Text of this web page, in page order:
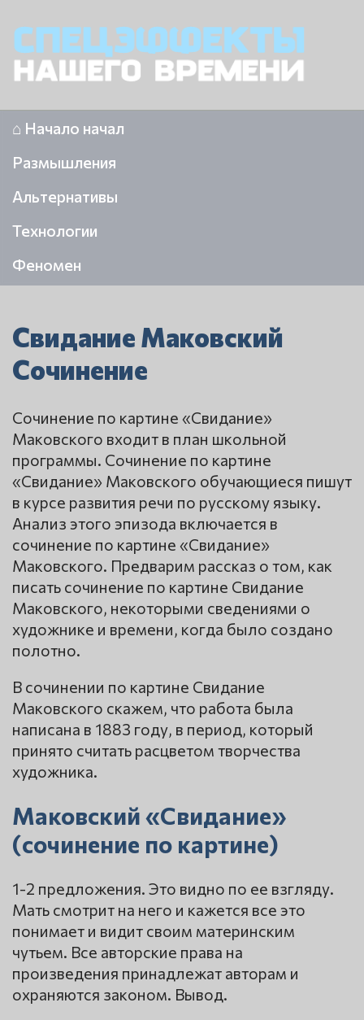
⌂ Начало начал
Размышления
Альтернативы
Технологии
Феномен
Свидание Маковский
Сочинение
Сочинение по картине «Свидание»
Маковского входит в план школьной
программы. Сочинение по картине
«Свидание» Маковского обучающиеся пишут
в курсе развития речи по русскому языку.
Анализ этого эпизода включается в
сочинение по картине «Свидание»
Маковского. Предварим рассказ о том, как
писать сочинение по картине Свидание
Маковского, некоторыми сведениями о
художнике и времени, когда было создано
полотно.
В сочинении по картине Свидание
Маковского скажем, что работа была
написана в 1883 году, в период, который
принято считать расцветом творчества
художника.
Маковский «Свидание»
(сочинение по картине)
1-2 предложения. Это видно по ее взгляду.
Мать смотрит на него и кажется все это
понимает и видит своим материнским
чутьем. Все авторские права на
произведения принадлежат авторам и
охраняются законом. Вывод.